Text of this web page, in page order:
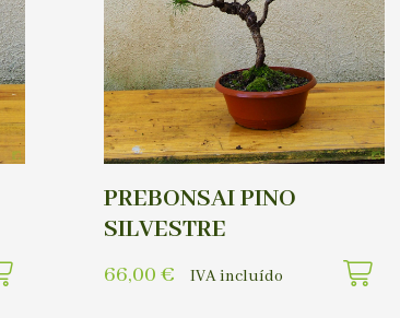
PREBONSAI PINO
SILVESTRE
66,00 € IVA incluído